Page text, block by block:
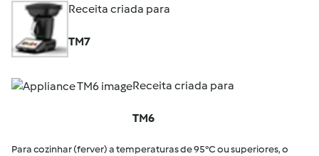
Receita criada para
TM7
Receita criada para
TM6
Para cozinhar (ferver) a temperaturas de 95°C ou superiores, o